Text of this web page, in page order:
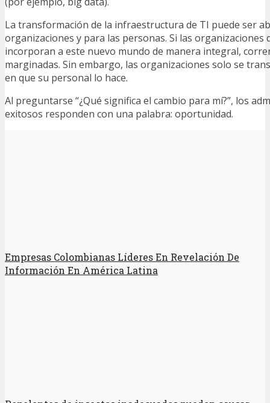
La transformación de la infraestructura de TI puede ser
organizaciones y para las personas. Si las organizaciones
incorporan a este nuevo mundo de manera integral,
marginadas. Sin embargo, las organizaciones solo se
en que su personal lo hace.
Al preguntarse “¿Qué significa el cambio para mí?”, los
exitosos responden con una palabra: oportunidad.
Empresas Colombianas Líderes En Revelación De
Información En América Latina